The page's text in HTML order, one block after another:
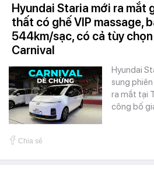
Hyundai Staria mới ra mắt
thất có ghế VIP massage,
544km/sạc, có cả tùy
Carnival
Hyundai
sung
ra mắt tại
công bố
Chia sẻ